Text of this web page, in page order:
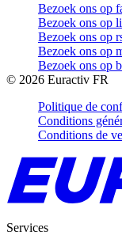
Bezoek ons op
Bezoek ons op
Bezoek ons op
Bezoek ons op
Bezoek ons op
© 2026 Euractiv FR
Politique de
Conditions
Conditions de
Services